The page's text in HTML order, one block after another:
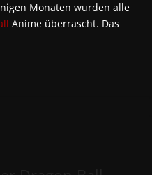
Monaten wurden alle
Anime überrascht. Das